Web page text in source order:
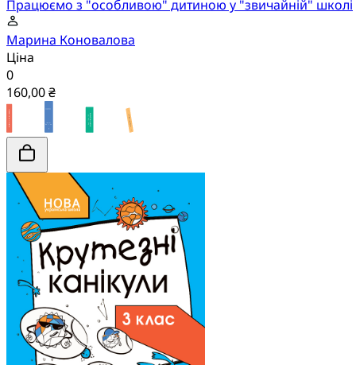
Працюємо з "особливою" дитиною у "звичайній" школі
Марина Коновалова
Ціна
0
160,00 ₴